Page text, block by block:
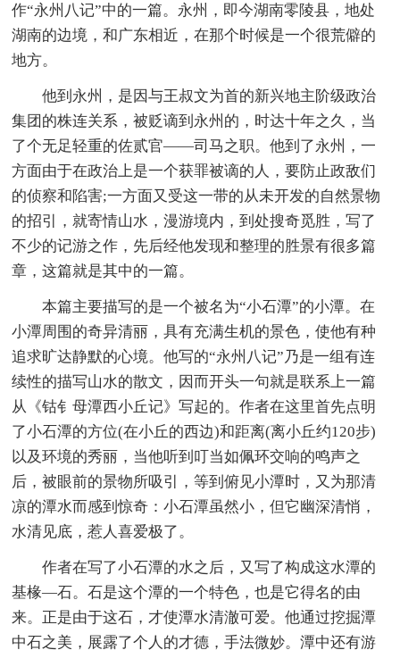
作“永州八记”中的一篇。永州，即今湖南零陵县，地处
湖南的边境，和广东相近，在那个时候是一个很荒僻的
地方。
他到永州，是因与王叔文为首的新兴地主阶级政治
集团的株连关系，被贬谪到永州的，时达十年之久，当
了个无足轻重的佐贰官——司马之职。他到了永州，一
方面由于在政治上是一个获罪被谪的人，要防止政敌们
的侦察和陷害;一方面又受这一带的从未开发的自然景物
的招引，就寄情山水，漫游境内，到处搜奇觅胜，写了
不少的记游之作，先后经他发现和整理的胜景有很多篇
章，这篇就是其中的一篇。
本篇主要描写的是一个被名为“小石潭”的小潭。在
小潭周围的奇异清丽，具有充满生机的景色，使他有种
追求旷达静默的心境。他写的“永州八记”乃是一组有连
续性的描写山水的散文，因而开头一句就是联系上一篇
从《钴钅母潭西小丘记》写起的。作者在这里首先点明
了小石潭的方位(在小丘的西边)和距离(离小丘约120步)
以及环境的秀丽，当他听到叮当如佩环交响的鸣声之
后，被眼前的景物所吸引，等到俯见小潭时，又为那清
凉的潭水而感到惊奇：小石潭虽然小，但它幽深清悄，
水清见底，惹人喜爱极了。
作者在写了小石潭的水之后，又写了构成这水潭的
基椽—石。石是这个潭的一个特色，也是它得名的由
来。正是由于这石，才使潭水清澈可爱。他通过挖掘潭
中石之美，展露了个人的才德，手法微妙。潭中还有游